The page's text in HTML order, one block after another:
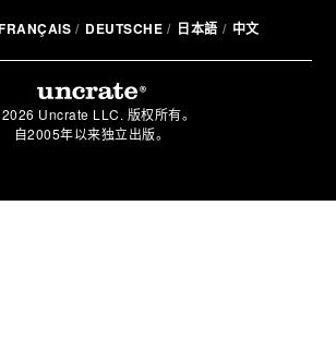
DEUTSCHE 日本語 中文
Uncrate LLC. 版权所有。
自2005年以来独立出版。